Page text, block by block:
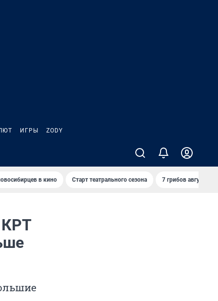
ИГРЫ ZODY
в кино Старт театрального сезона 7 грибов августа
КРТ